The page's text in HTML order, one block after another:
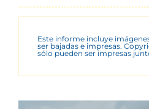
Este informe incluye
ser bajadas e impresas.
sólo pueden ser impresas